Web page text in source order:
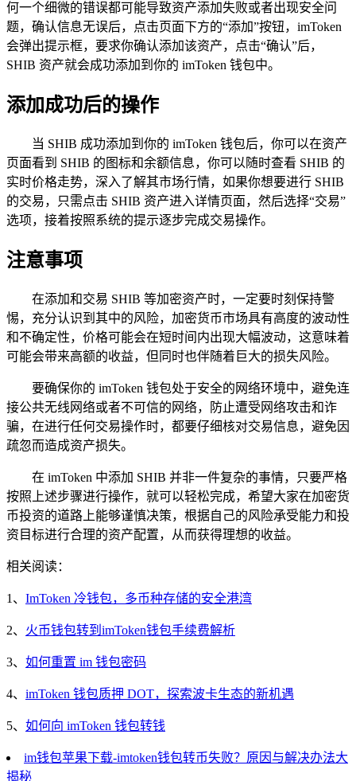
何一个细微的错误都可能导致资产添加失败或者出现安全问
题，确认信息无误后，点击页面下方的“添加”按钮，imToken
会弹出提示框，要求你确认添加该资产，点击“确认”后，
SHIB 资产就会成功添加到你的 imToken 钱包中。
添加成功后的操作
当 SHIB 成功添加到你的 imToken 钱包后，你可以在资产
页面看到 SHIB 的图标和余额信息，你可以随时查看 SHIB 的
实时价格走势，深入了解其市场行情，如果你想要进行 SHIB
的交易，只需点击 SHIB 资产进入详情页面，然后选择“交易”
选项，接着按照系统的提示逐步完成交易操作。
注意事项
在添加和交易 SHIB 等加密资产时，一定要时刻保持警
惕，充分认识到其中的风险，加密货币市场具有高度的波动性
和不确定性，价格可能会在短时间内出现大幅波动，这意味着
可能会带来高额的收益，但同时也伴随着巨大的损失风险。
要确保你的 imToken 钱包处于安全的网络环境中，避免连
接公共无线网络或者不可信的网络，防止遭受网络攻击和诈
骗，在进行任何交易操作时，都要仔细核对交易信息，避免因
疏忽而造成资产损失。
在 imToken 中添加 SHIB 并非一件复杂的事情，只要严格
按照上述步骤进行操作，就可以轻松完成，希望大家在加密货
币投资的道路上能够谨慎决策，根据自己的风险承受能力和投
资目标进行合理的资产配置，从而获得理想的收益。
相关阅读：
1、 ImToken 冷钱包，多币种存储的安全港湾
2、 火币钱包转到imToken钱包手续费解析
3、 如何重置 im 钱包密码
4、 imToken 钱包质押 DOT，探索波卡生态的新机遇
5、 如何向 imToken 钱包转钱
im钱包苹果下载-imtoken钱包转币失败？原因与解决办法大
揭秘